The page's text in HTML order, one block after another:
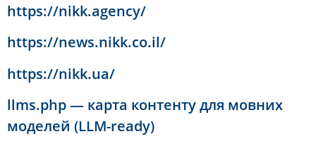
https://nikk.agency/
https://news.nikk.co.il/
https://nikk.ua/
llms.php — карта контенту для мовних
моделей (LLM-ready)